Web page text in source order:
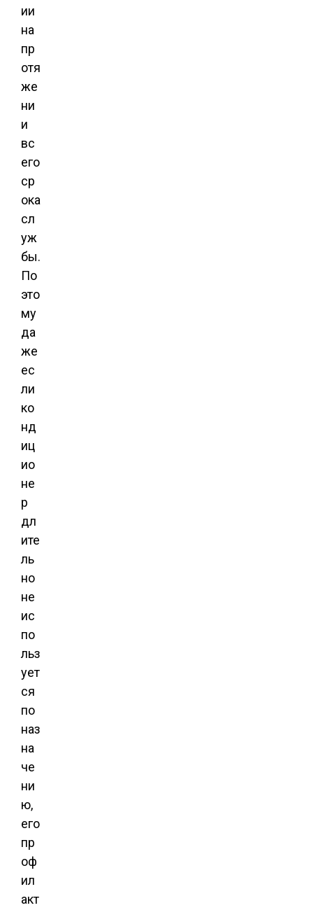
ии
на
пр
отя
же
ни
и
вс
его
ср
ока
сл
уж
бы.
По
это
му
да
же
ес
ли
ко
нд
иц
ио
не
р
дл
ите
ль
но
не
ис
по
льз
ует
ся
по
наз
на
че
ни
ю,
его
пр
оф
ил
акт